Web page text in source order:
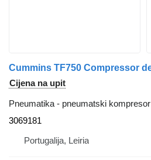
Cijena na upit
Pneumatika - pneumatski kompresor
3069181
Portugalija, Leiria